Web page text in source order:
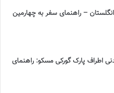
– راهنمای سفر به چهارمین
اطراف پارک گورکی مسکو: راهنمای